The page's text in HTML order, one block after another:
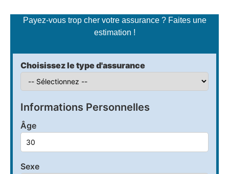
Payez-vous trop cher votre assurance ? Faites une
estimation !
Choisissez le type d'assurance
Informations Personnelles
Âge
Sexe